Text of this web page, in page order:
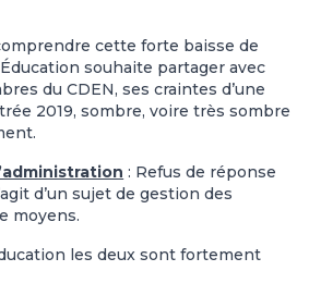
cette forte baisse de
souhaite partager avec
du CDEN, ses craintes d’une
2019, sombre, voire très sombre
: Refus de réponse
d’un sujet de gestion des
moyens.
les deux sont fortement